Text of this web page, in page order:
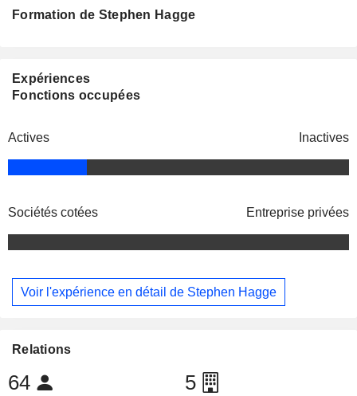
Formation de Stephen Hagge
Expériences
Fonctions occupées
Actives Inactives
Sociétés cotées Entreprise privées
Voir l'expérience en détail de Stephen Hagge
Relations
64 5